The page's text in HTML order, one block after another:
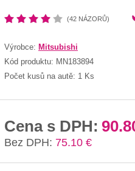
(42 NÁZORŮ)
Výrobce: Mitsubishi
Kód produktu: MN183894
Počet kusů na autě: 1 Ks
Cena s DPH:
Bez DPH: 75.10 €